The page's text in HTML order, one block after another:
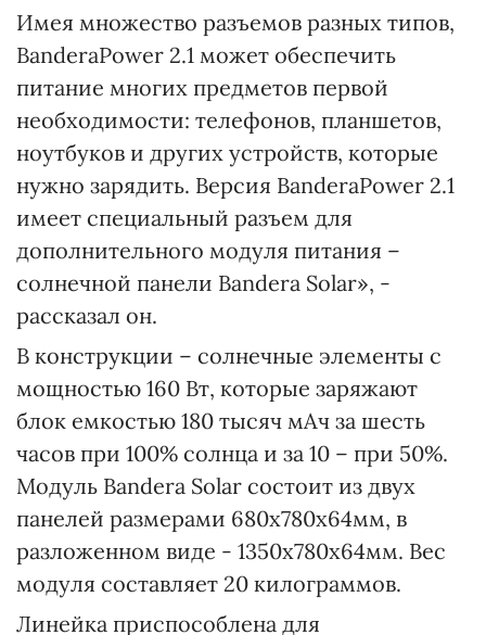
Имея множество разъемов разных типов,
BanderaPower 2.1 может обеспечить
питание многих предметов первой
необходимости: телефонов, планшетов,
ноутбуков и других устройств, которые
нужно зарядить. Версия BanderaPower 2.1
имеет специальный разъем для
дополнительного модуля питания –
солнечной панели Bandera Solar», -
рассказал он.
В конструкции – солнечные элементы с
мощностью 160 Вт, которые заряжают
блок емкостью 180 тысяч мАч за шесть
часов при 100% солнца и за 10 – при 50%.
Модуль Bandera Solar состоит из двух
панелей размерами 680х780х64мм, в
разложенном виде - 1350х780х64мм. Вес
модуля составляет 20 килограммов.
Линейка приспособлена для